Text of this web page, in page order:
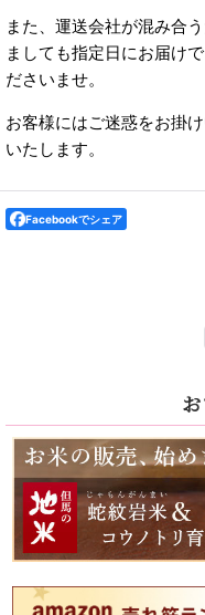
また、運送会社が混み合
ましても指定日にお届け
ださいませ。
お客様にはご迷惑をお掛
いたします。
Facebookでシェア